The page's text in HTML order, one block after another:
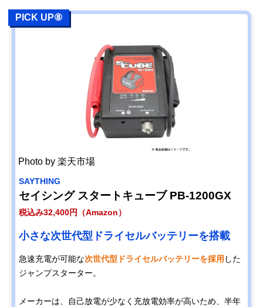
PICK UP⑧
Photo by 楽天市場
SAYTHING
セイシング スタートキューブ PB-1200GX
税込み32,400円（Amazon）
小さな次世代型ドライセルバッテリーを搭載
急速充電が可能な次世代型ドライセルバッテリーを採用 した
ジャンプスターター。
メーカーは、自己放電が少なく充放電効率が高いため、半年